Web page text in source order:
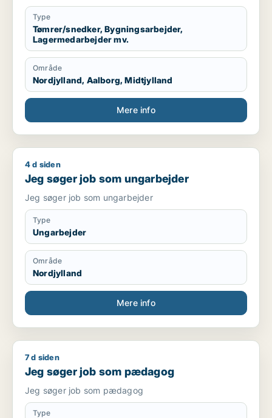
Type
Tømrer/snedker, Bygningsarbejder,
Lagermedarbejder mv.
Område
Nordjylland, Aalborg, Midtjylland
Mere info
Jeg søger job som ungarbejder
4 d siden
Jeg søger job som ungarbejder
Jeg søger job som ungarbejder
Type
Ungarbejder
Område
Nordjylland
Mere info
Jeg søger job som pædagog
7 d siden
Jeg søger job som pædagog
Jeg søger job som pædagog
Type